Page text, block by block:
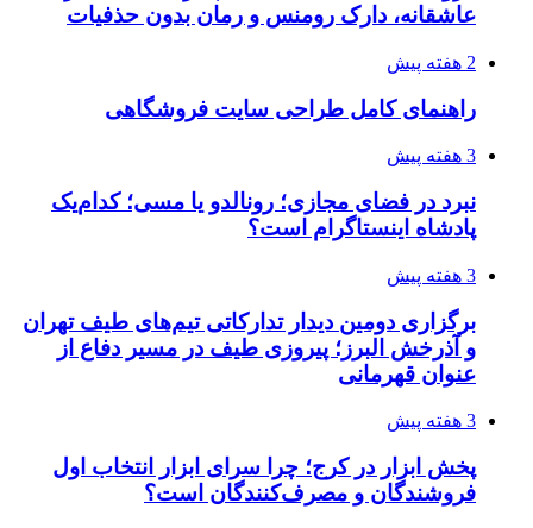
عاشقانه، دارک رومنس و رمان بدون حذفیات
2 هفته پیش
راهنمای کامل طراحی سایت فروشگاهی
3 هفته پیش
نبرد در فضای مجازی؛ رونالدو یا مسی؛ کدام‌یک
پادشاه اینستاگرام است؟
3 هفته پیش
برگزاری دومین دیدار تدارکاتی تیم‌های طیف تهران
و آذرخش البرز؛ پیروزی طیف در مسیر دفاع از
عنوان قهرمانی
3 هفته پیش
پخش ابزار در کرج؛ چرا سرای ابزار انتخاب اول
فروشندگان و مصرف‌کنندگان است؟